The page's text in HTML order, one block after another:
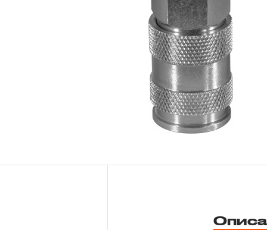
Бренды
Гарантия и сервис
Доставка и оплата
Партнерам
Контакты